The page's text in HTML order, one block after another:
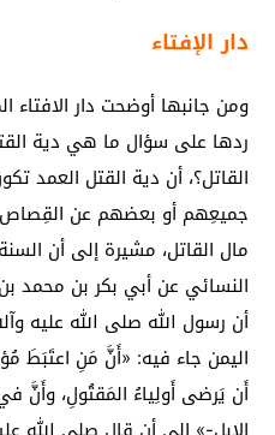
دار الإفتاء
ومن جانبها أوضحت دار
ردها على سؤال ما هي دية
القاتل؟، أن دية القتل العمد
جميعِهم أو بعضهم عن
مال القاتل، مشيرة إلى أن
النسائي عن أبي بكر بن محمد
أن رسول الله صلى الله عليه
اليمن جاء فيه: «أَنَّ مَنِ اعتَبَطَ
أَن يَرضى أَولِياءُ المَقتُولِ، وأَنَّ